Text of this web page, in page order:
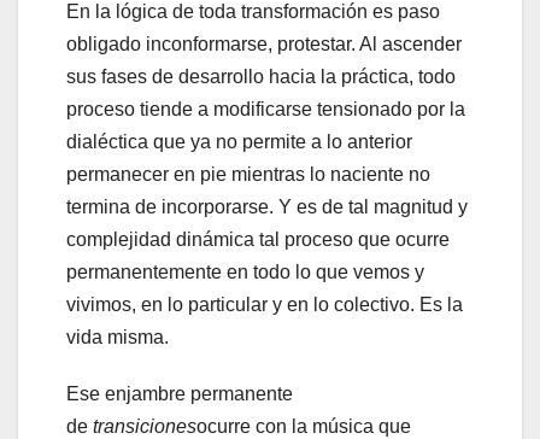
En la lógica de toda transformación es paso
obligado inconformarse, protestar. Al ascender
sus fases de desarrollo hacia la práctica, todo
proceso tiende a modificarse tensionado por la
dialéctica que ya no permite a lo anterior
permanecer en pie mientras lo naciente no
termina de incorporarse. Y es de tal magnitud y
complejidad dinámica tal proceso que ocurre
permanentemente en todo lo que vemos y
vivimos, en lo particular y en lo colectivo. Es la
vida misma.
Ese enjambre permanente
de transicionesocurre con la música que